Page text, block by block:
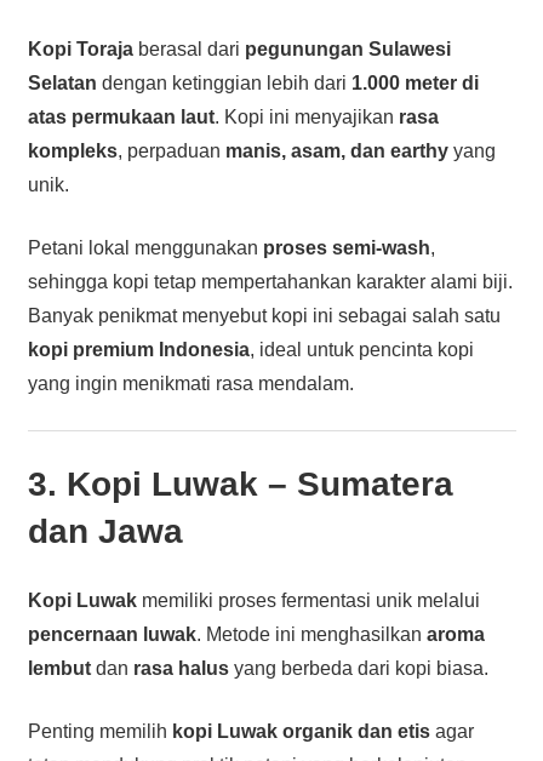
Kopi Torajaberasal dari pegunungan Sulawesi
Selatan dengan ketinggian lebih dari 1.000 meter di
atas permukaan laut. Kopi ini menyajikan rasa
kompleks, perpaduan manis, asam, dan earthyyang
unik.
Petani lokal menggunakan proses semi-wash,
sehingga kopi tetap mempertahankan karakter alami biji.
Banyak penikmat menyebut kopi ini sebagai salah satu
kopi premium Indonesia, ideal untuk pencinta kopi
yang ingin menikmati rasa mendalam.
3. Kopi Luwak – Sumatera
dan Jawa
Kopi Luwakmemiliki proses fermentasi unik melalui
pencernaan luwak. Metode ini menghasilkan aroma
lembutdan rasa halusyang berbeda dari kopi biasa.
Penting memilih kopi Luwak organik dan etisagar